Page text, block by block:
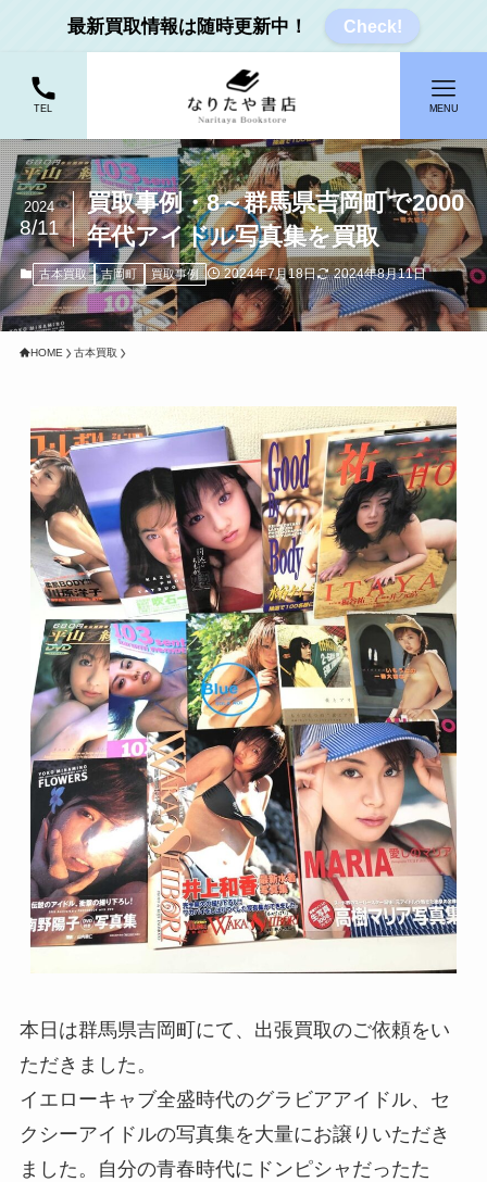
最新買取情報は随時更新中！ Check!
TEL MENU
買取事例・8～群馬県吉岡町で2000
年代アイドル写真集を買取
2024
8/11
古本買取 吉岡町 買取事例 2024年7月18日 2024年8月11日
HOME 古本買取
本日は群馬県吉岡町にて、出張買取のご依頼をい
ただきました。
イエローキャブ全盛時代のグラビアアイドル、セ
クシーアイドルの写真集を大量にお譲りいただき
ました。自分の青春時代にドンピシャだったた